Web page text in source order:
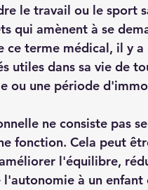
le travail ou le sport
qui amènent à se
terme médical, il y
utiles dans sa vie de
ou une période
ne consiste pas
fonction. Cela peut
l'équilibre,
à un